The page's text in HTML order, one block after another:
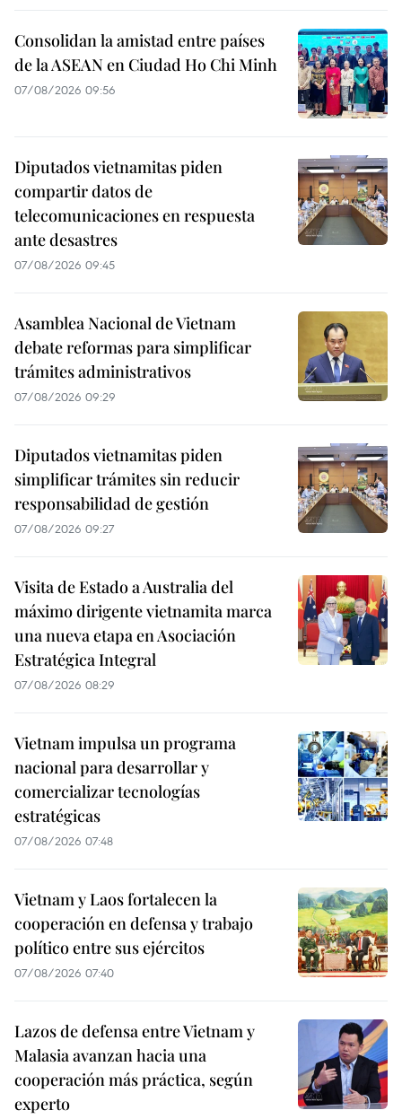
Consolidan la amistad entre países
de la ASEAN en Ciudad Ho Chi Minh
07/08/2026 09:56
Diputados vietnamitas piden
compartir datos de
telecomunicaciones en respuesta
ante desastres
07/08/2026 09:45
Asamblea Nacional de Vietnam
debate reformas para simplificar
trámites administrativos
07/08/2026 09:29
Diputados vietnamitas piden
simplificar trámites sin reducir
responsabilidad de gestión
07/08/2026 09:27
Visita de Estado a Australia del
máximo dirigente vietnamita marca
una nueva etapa en Asociación
Estratégica Integral
07/08/2026 08:29
Vietnam impulsa un programa
nacional para desarrollar y
comercializar tecnologías
estratégicas
07/08/2026 07:48
Vietnam y Laos fortalecen la
cooperación en defensa y trabajo
político entre sus ejércitos
07/08/2026 07:40
Lazos de defensa entre Vietnam y
Malasia avanzan hacia una
cooperación más práctica, según
experto